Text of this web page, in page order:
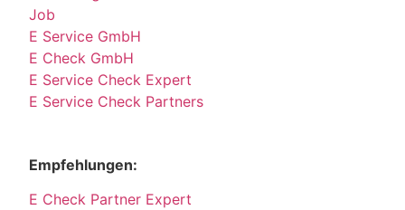
Job
E Service GmbH
E Check GmbH
E Service Check Expert
E Service Check Partners
Empfehlungen:
E Check Partner Expert